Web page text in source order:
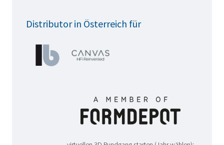
Distributor in Österreich für